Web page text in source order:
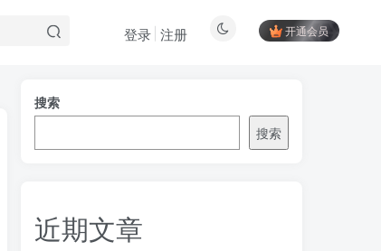
开通会员
登录 注册
搜索
搜索
近期文章